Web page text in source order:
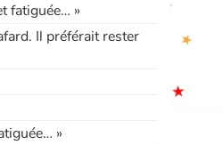
fatiguée… »
Il préférait rester
»